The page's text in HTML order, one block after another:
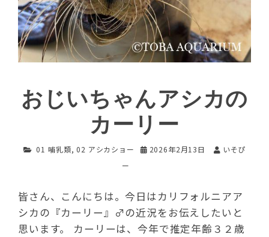
おじいちゃんアシカの
カーリー
01 哺乳類,02 アシカショー 2026年2月13日
いそぴ
ー
皆さん、こんにちは。今日はカリフォルニアア
シカの『カーリー』♂の近況をお伝えしたいと
思います。 カーリーは、今年で推定年齢３２歳